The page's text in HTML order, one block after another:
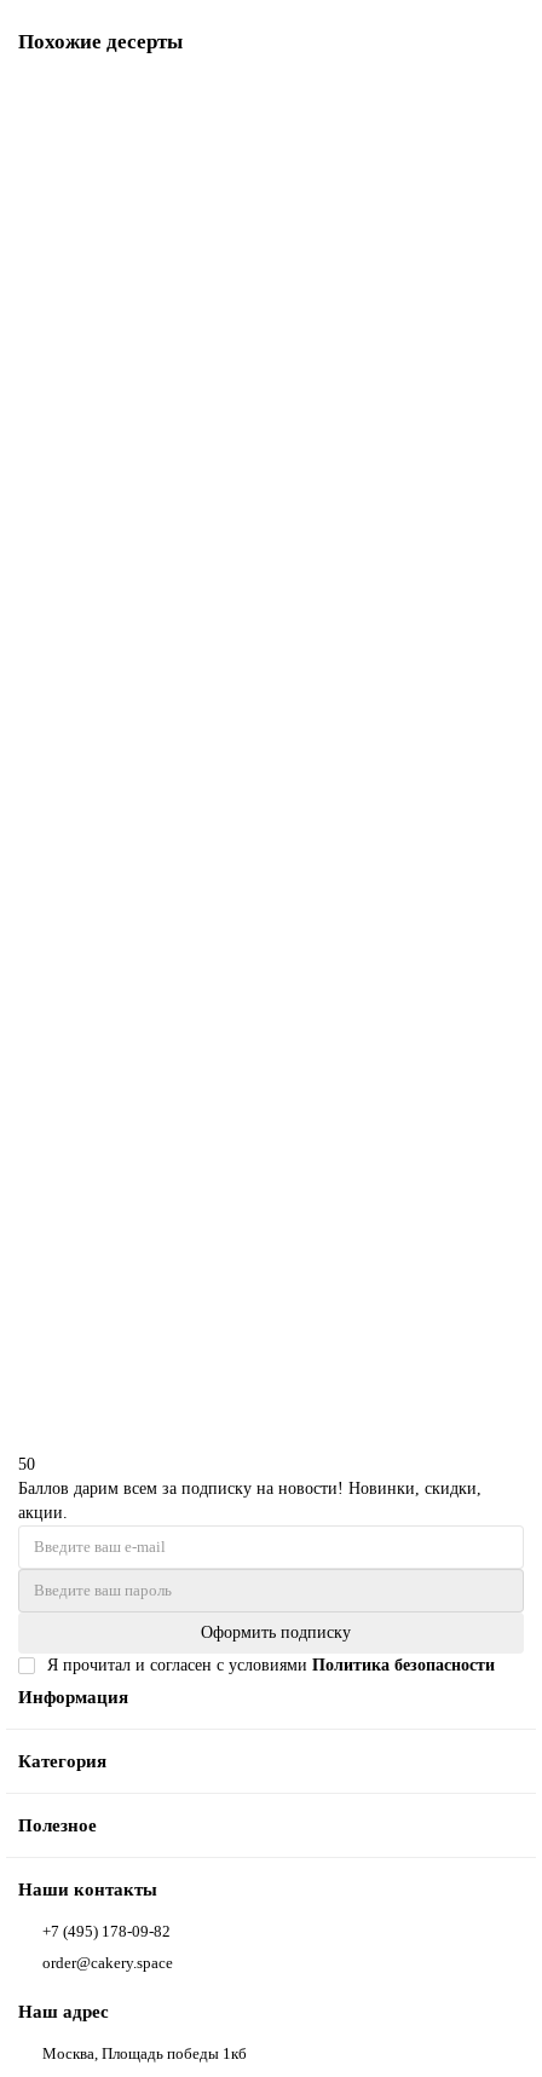
Похожие десерты
50
Баллов дарим всем за подписку на новости! Новинки, скидки,
акции.
Оформить подписку
Я прочитал и согласен с условиями Политика безопасности
Информация
Категория
Полезное
Наши контакты
+7 (495) 178-09-82
order@cakery.space
Наш адрес
Москва, Площадь победы 1кб